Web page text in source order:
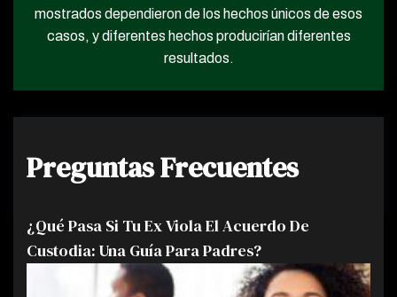
mostrados dependieron de los hechos únicos de esos
casos, y diferentes hechos producirían diferentes
resultados.
Preguntas Frecuentes
¿Qué Pasa Si Tu Ex Viola El Acuerdo De
Custodia: Una Guía Para Padres?